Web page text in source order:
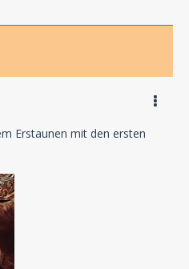
Erstaunen mit den ersten